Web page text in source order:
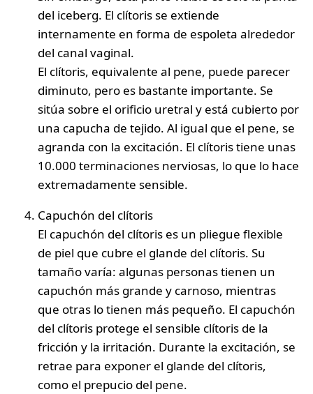
del iceberg. El clítoris se extiende
internamente en forma de espoleta alrededor
del canal vaginal.
El clítoris, equivalente al pene, puede parecer
diminuto, pero es bastante importante. Se
sitúa sobre el orificio uretral y está cubierto por
una capucha de tejido. Al igual que el pene, se
agranda con la excitación. El clítoris tiene unas
10.000 terminaciones nerviosas, lo que lo hace
extremadamente sensible.
Capuchón del clítoris
El capuchón del clítoris es un pliegue flexible
de piel que cubre el glande del clítoris. Su
tamaño varía: algunas personas tienen un
capuchón más grande y carnoso, mientras
que otras lo tienen más pequeño. El capuchón
del clítoris protege el sensible clítoris de la
fricción y la irritación. Durante la excitación, se
retrae para exponer el glande del clítoris,
como el prepucio del pene.